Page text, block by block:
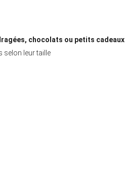
chocolats ou petits cadeaux
selon leur taille